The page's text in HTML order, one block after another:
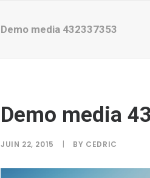
Demo media 432337353
Demo media
JUIN 22, 2015 | BY CEDRIC